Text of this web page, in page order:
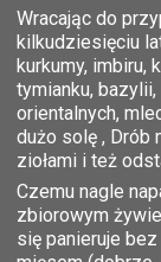
Wracając do
kilkudziesięciu
kurkumy, imbiru,
tymianku,
orientalnych,
dużo solę , Drób
ziołami i też
Czemu nagle
zbiorowym
się panieruje